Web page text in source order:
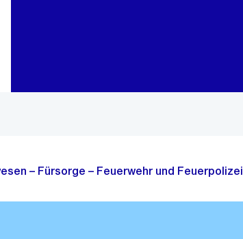
– Fürsorge – Feuerwehr und Feuerpolizei